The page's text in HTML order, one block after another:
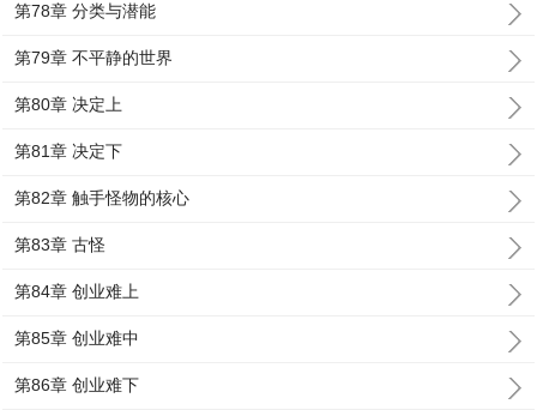
第78章 分类与潜能
第79章 不平静的世界
第80章 决定上
第81章 决定下
第82章 触手怪物的核心
第83章 古怪
第84章 创业难上
第85章 创业难中
第86章 创业难下